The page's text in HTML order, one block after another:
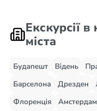
Екскурсії
міста
Будапешт Відень
Барселона
Дрезден
Флоренція
Амстердам